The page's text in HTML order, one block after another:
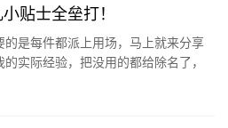
贴士全垒打！
是每件都派上用场，马上就来分享
实际经验，把没用的都给除名了，